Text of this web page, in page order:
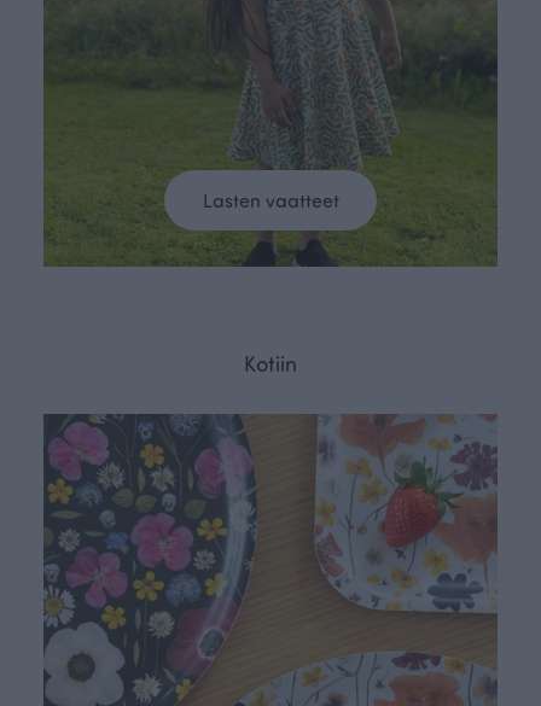
Lasten vaatteet
Kotiin